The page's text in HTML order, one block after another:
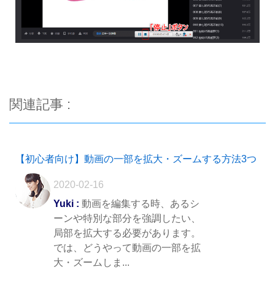
関連記事 :
【初心者向け】動画の一部を拡大・ズームする方法3つ
2020-02-16
Yuki : 動画を編集する時、あるシ
ーンや特別な部分を強調したい、
局部を拡大する必要があります。
では、どうやって動画の一部を拡
大・ズームしま...